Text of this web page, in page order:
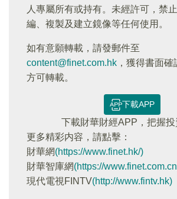
人專屬所有或持有。未經許可，禁
編、複製及建立鏡像等任何使用。
如有意願轉載，請發郵件至
content@finet.com.hk ，獲得書面確
方可轉載。
下載APP
下載財華財經APP，把握
更多精彩内容，請點擊：
財華網(https://www.finet.hk/)
財華智庫網(https://
現代電視FINTV(http://www.fintv.hk)